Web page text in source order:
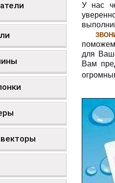
У нас
для
Вам